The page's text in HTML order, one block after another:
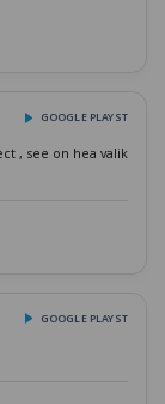
GOOGLE PLAYST
, see on hea valik
GOOGLE PLAYST